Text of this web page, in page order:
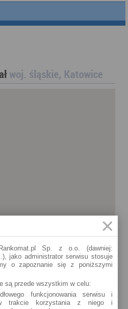
woj. śląskie, Katowice
Sp. z o.o. (dawniej:
jako administrator serwisu stosuje
o zapoznanie się z poniższymi
są przede wszystkim w celu:
funkcjonowania serwisu i
w trakcie korzystania z niego i